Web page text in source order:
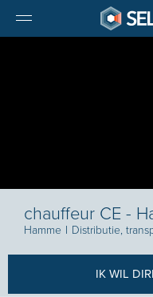
chauffeur CE -
Hamme I Distributie,
IK WIL